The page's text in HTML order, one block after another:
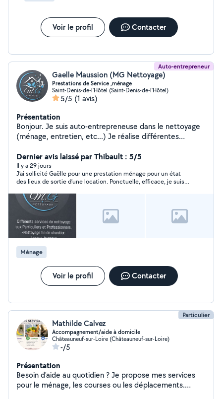
Voir le profil Contacter
Auto-entrepreneur
Gaelle Maussion (MG Nettoyage)
Prestations de Service ,ménage
Saint-Denis-de-l'Hôtel (Saint-Denis-de-l'Hôtel)
5/5 (1 avis)
Présentation
Bonjour. Je suis auto-entrepreneuse dans le nettoyage
(ménage, entretien, etc...) Je réalise différentes
Ménage de fin de chantier -Menage d'Airbnb - Ménage
de logement personnel, etc. Je peux aussi être amenée
à accompagner au rendez-vous, course, etc...
Contactez-moi pour plus d'informations ( Sur les
horraires , je peut être flexible )
Dernier avis laissé par Thibault : 5/5
Il y a 29 jours
J’ai sollicité Gaëlle pour une prestation ménage pour un état
des lieux de sortie d’une location. Ponctuelle, efficace, je suis
qui n’est pas toujours le cas. Je recommande pleinement !
Ménage
Voir le profil Contacter
Particulier
Mathilde Calvez
Accompagnement/aide à domicile
Châteauneuf-sur-Loire (Châteauneuf-sur-Loire)
-/5
Présentation
Besoin d'aide au quotidien ? Je propose mes services
pour le ménage, les courses ou les déplacements.